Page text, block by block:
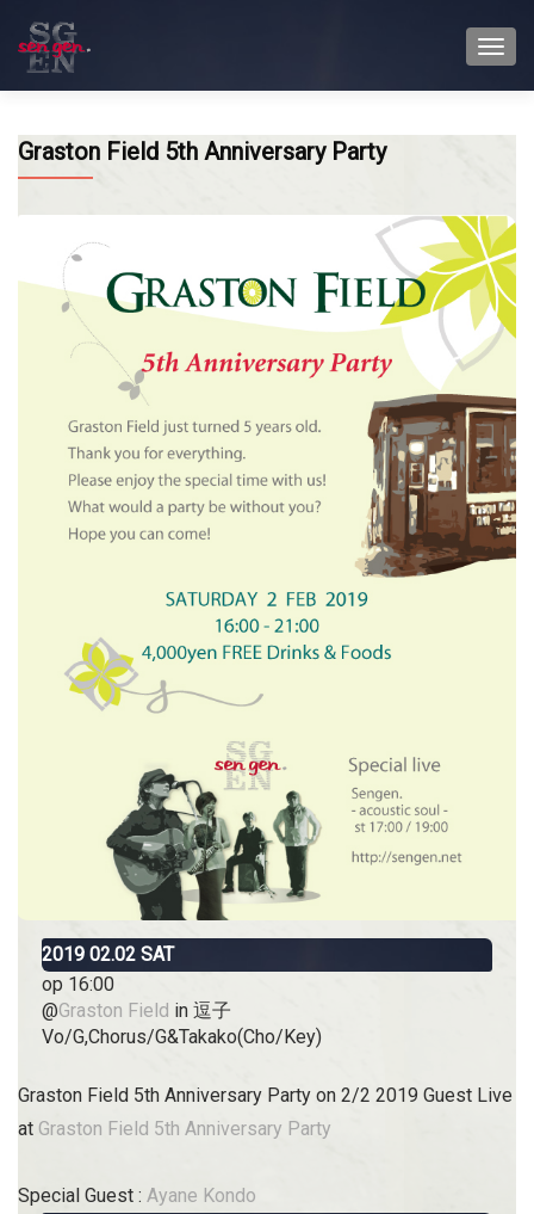
Graston Field 5th Anniversary Party
2019 02.02 SAT
op 16:00
@Graston Field in 逗子
Vo/G,Chorus/G&Takako(Cho/Key)
Graston Field 5th Anniversary Party on 2/2 2019 Guest Live
at Graston Field 5th Anniversary Party
Special Guest : Ayane Kondo